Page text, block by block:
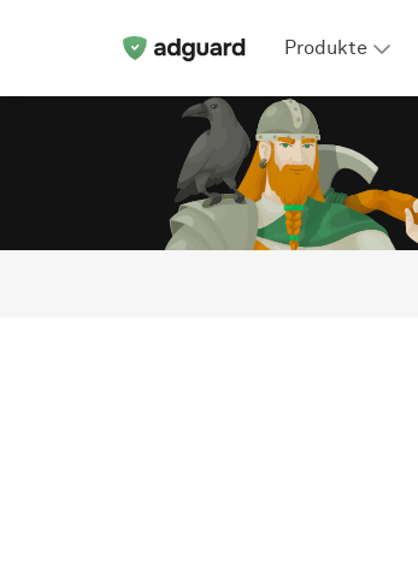
Produkte